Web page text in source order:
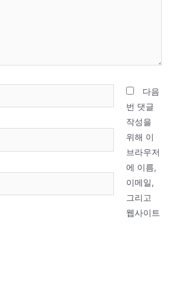
다음
번 댓글
작성을
위해 이
브라우저
에 이름,
이메일,
그리고
웹사이트